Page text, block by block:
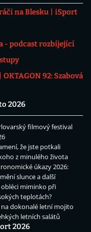
na Blesku
iSport
- podcast rozbíjející
OKTAGON 92: Szabová
2026
filmový festival
že jste potkali
z minulého života
úkazy 2026:
slunce a další
obléci miminko při
teplotách?
na dokonalé letní mojito
letních salátů
2026